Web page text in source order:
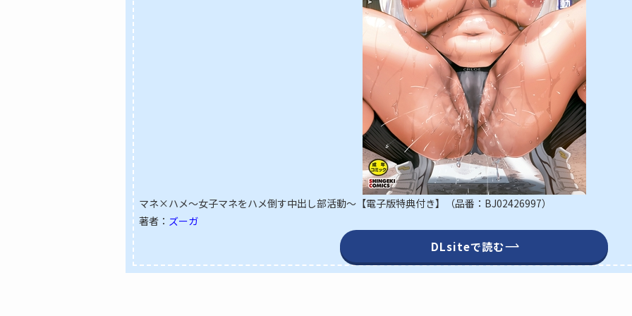
マネ×ハメ～女子マネをハメ倒す中出し部活動～【電子版特典付き】（品番：BJ02426997）
著者： ズーガ
DLsiteで読む